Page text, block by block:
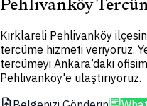
Pehlivanköy
Kırklareli Pehlivanköy
tercüme hizmeti veriyoruz.
tercümeyi Ankara’daki
Pehlivanköy'e ulaştırıyoruz.
upload_file chat